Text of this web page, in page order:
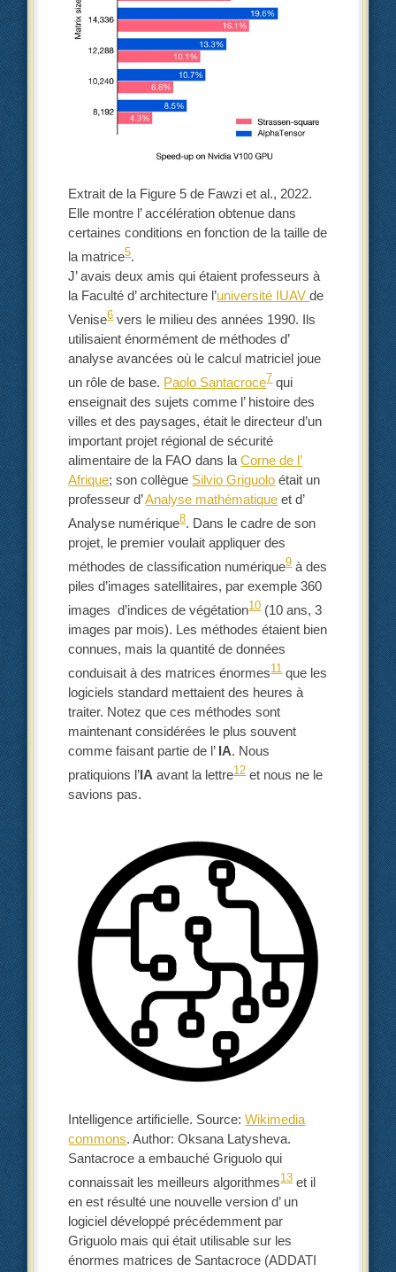
Extrait de la Figure 5 de Fawzi et al., 2022.
Elle montre l’ accélération obtenue dans
certaines conditions en fonction de la taille de
la matrice5.
J’ avais deux amis qui étaient professeurs à
la Faculté d’ architecture l’université IUAVde
Venise6vers le milieu des années 1990. Ils
utilisaient énormément de méthodes d’
analyse avancées où le calcul matriciel joue
un rôle de base. Paolo Santacroce7qui
enseignait des sujets comme l’ histoire des
villes et des paysages, était le directeur d’un
important projet régional de sécurité
alimentaire de la FAO dans laCorne de l’
Afrique; son collègue Silvio Griguolo était un
professeur d’Analyse mathématique et d’
Analyse numérique8. Dans le cadre de son
projet, le premier voulait appliquer des
méthodes de classification numérique9à des
piles d’images satellitaires, par exemple 360
images d’indices de végétation10(10 ans, 3
images par mois). Les méthodes étaient bien
connues, mais la quantité de données
conduisait à des matrices énormes11que les
logiciels standard mettaient des heures à
traiter. Notez que ces méthodes sont
maintenant considérées le plus souvent
comme faisant partie de l’ IA. Nous
pratiquions l’IA avant la lettre12et nous ne le
savions pas.
Intelligence artificielle. Source:Wikimedia
commons. Author: Oksana Latysheva.
Santacroce a embauché Griguolo qui
connaissait les meilleurs algorithmes13et il
en est résulté une nouvelle version d’ un
logiciel développé précédemment par
Griguolo mais qui était utilisable sur les
énormes matrices de Santacroce (ADDATI